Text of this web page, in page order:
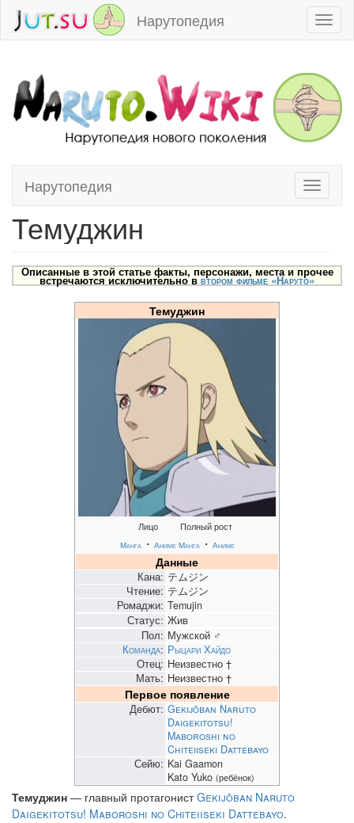
Нарутопедия
Toggle
Нарутопедия
Перейти к:навигация,поиск
Темуджин
Описанные в этой статье факты, персонажи, места и прочее
встречаются исключительно ввтором фильме «Наруто»
Темуджин
Лицо
Манга ・ Аниме
Полный рост
Манга ・ Аниме
Данные
Кана: テムジン
Чтение: テムジン
Ромаджи: Temujin
Статус: Жив
Пол: Мужской ♂
Команда: Рыцари Хайдо
Отец: Неизвестно †
Мать: Неизвестно †
Первое появление
Дебют: Gekijōban Naruto
Daigekitotsu!
Maboroshi no
Chiteiiseki Dattebayo
Сейю: Kai Gaamon
Kato Yuko (ребёнок)
Темуджин — главный протагонистGekijōban Naruto
Daigekitotsu! Maboroshi no Chiteiiseki Dattebayo.